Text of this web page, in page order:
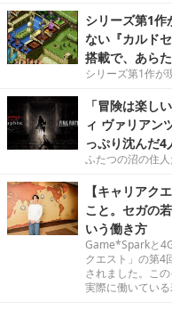
シリーズ第1作
ない『カルド
搭載で、あら
シリーズ第1作が
「冒険は楽し
ィ ヴァリアン
っぷり沈んだ4
ふたつの沼の住人
【キャリアク
こと。セガの
いう働き方
Game*Sparkと
クエスト」の第4
されました。こ
実際に働いてい